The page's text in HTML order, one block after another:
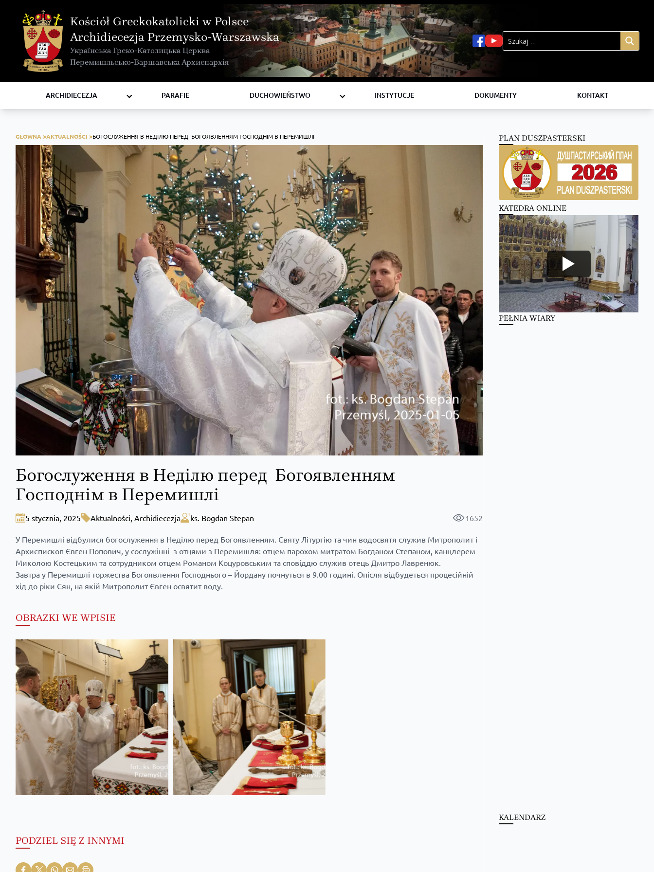
Kościół Greckokatolicki w Polsce
Archidiecezja Przemysko-Warszawska
Українська Греко-Католицька Церква
Перемишльсько-Варшавська Архиєпархія
ARCHIDIECEZJA
KURIA METROPOLITALNA
KAPITUŁA
KOMISJE I WYDZIAŁY
RADY
ZAKONY I ZGROMADZENIA
PARAFIE
DUCHOWIEŃSTWO
BISKUPI
KSIĘŻA
INSTYTUCJE
DOKUMENTY KONTAKT
GŁOWNA >AKTUALNOŚCI >БОГОСЛУЖЕННЯ В НЕДІЛЮ ПЕРЕД БОГОЯВЛЕННЯМ ГОСПОДНІМ В ПЕРЕМИШЛІ
Богослуження в Неділю перед Богоявленням
Господнім в Перемишлі
5 stycznia, 2025 Aktualności, Archidiecezja ks. Bogdan Stepan 1652
У Перемишлі відбулися богослуження в Неділю перед Богоявленням. Святу Літургію та чин водосвятя служив Митрополит і
Архиєпископ Євген Попович, у сослужінні з отцями з Перемишля: отцем парохом митратом Богданом Степаном, канцлерем
Миколою Костецьким та сотрудником отцем Романом Коцуровським та сповіддю служив отець Дмитро Лавренюк.
Завтра у Перемишлі торжества Богоявлення Господнього – Йордану почнуться в 9.00 годині. Опісля відбудеться процесійній
хід до ріки Сян, на якій Митрополит Євген освятит воду.
OBRAZKI WE WPISIE
PODZIEL SIĘ Z INNYMI
PLAN DUSZPASTERSKI
KATEDRA ONLINE
PEŁNIA WIARY
KALENDARZ